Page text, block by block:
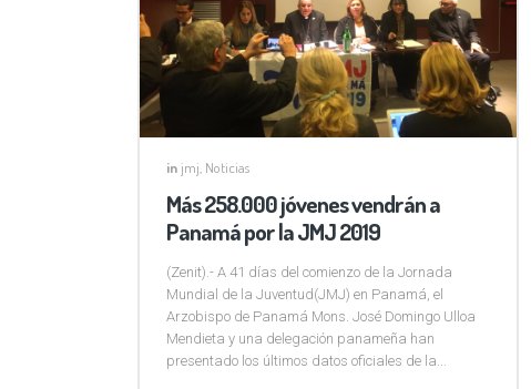
in jmj Noticias
Más 258.000 jóvenes vendrán a
Panamá por la JMJ 2019
(Zenit).- A 41 días del comienzo de la Jornada
Mundial de la Juventud(JMJ) en Panamá, el
Arzobispo de Panamá Mons. José Domingo Ulloa
Mendieta y una delegación panameña han
presentado los últimos datos oficiales de la...